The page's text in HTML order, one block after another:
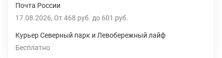
Почта России
17.08.2026 От 468 руб. до 601 руб.
Курьер Северный парк и Левобережный лайф
Бесплатно